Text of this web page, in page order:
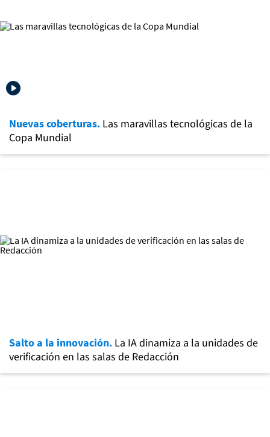
Nuevas coberturas. Las maravillas tecnológicas de la
Copa Mundial
Salto a la innovación. La IA dinamiza a la unidades de
verificación en las salas de Redacción